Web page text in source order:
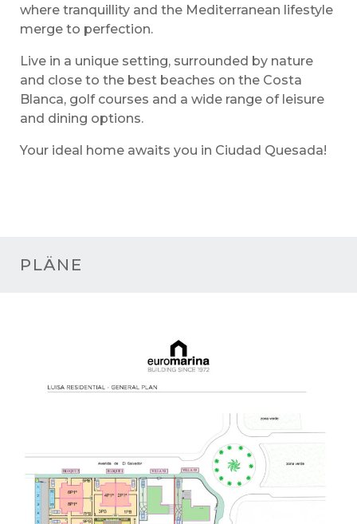
where tranquillity and the Mediterranean lifestyle
merge to perfection.
Live in a unique setting, surrounded by nature
and close to the best beaches on the Costa
Blanca, golf courses and a wide range of leisure
and dining options.
Your ideal home awaits you in Ciudad Quesada!
PLÄNE